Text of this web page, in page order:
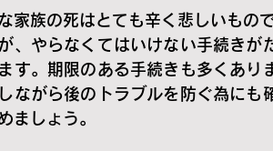
家族の死はとても辛く悲しいもので
、やらなくてはいけない手続きが
す。期限のある手続きも多くあり
ながら後のトラブルを防ぐ為にも
ましょう。